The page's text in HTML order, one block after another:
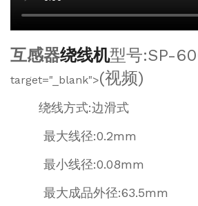
互感器绕线机型号:SP-
target="_blank">(视频)
绕线方式:边滑式
最大线径:0.2mm
最小线径:0.08mm
最大成品外径:63.5mm